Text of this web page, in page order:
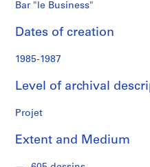
s
C
r
e
d
Bar "le Business"
Dates of creation
1985-1987
Level of archival
Projet
Extent and Medium